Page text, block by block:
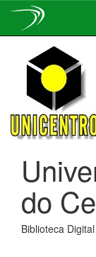
navigation
do
Biblioteca